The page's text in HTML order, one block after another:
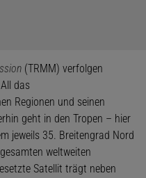
(TRMM) verfolgen
das
Regionen und seinen
geht in den Tropen – hier
jeweils 35. Breitengrad Nord
weltweiten
Satellit trägt neben